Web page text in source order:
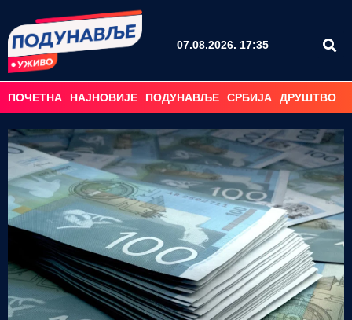
07.08.2026. 17:35
ПОЧЕТНА НАЈНОВИЈЕ ПОДУНАВЉЕ СРБИЈА ДРУШТВО